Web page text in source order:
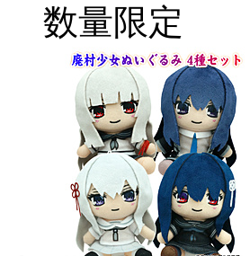
数量限定